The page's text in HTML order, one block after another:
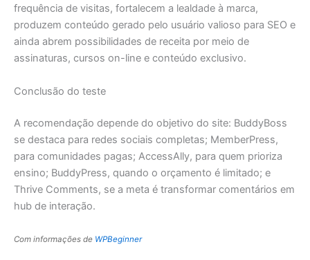
frequência de visitas, fortalecem a lealdade à marca,
produzem conteúdo gerado pelo usuário valioso para SEO e
ainda abrem possibilidades de receita por meio de
assinaturas, cursos on-line e conteúdo exclusivo.
Conclusão do teste
A recomendação depende do objetivo do site: BuddyBoss
se destaca para redes sociais completas; MemberPress,
para comunidades pagas; AccessAlly, para quem prioriza
ensino; BuddyPress, quando o orçamento é limitado; e
Thrive Comments, se a meta é transformar comentários em
hub de interação.
Com informações de WPBeginner